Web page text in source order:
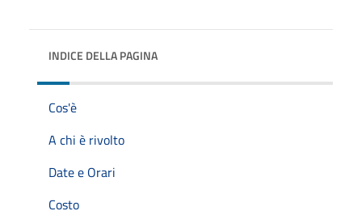
INDICE DELLA PAGINA
Cos'è
A chi è rivolto
Date e Orari
Costo